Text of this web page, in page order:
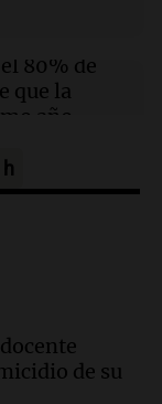
en EE.
80% de
que la
año
que el
de su